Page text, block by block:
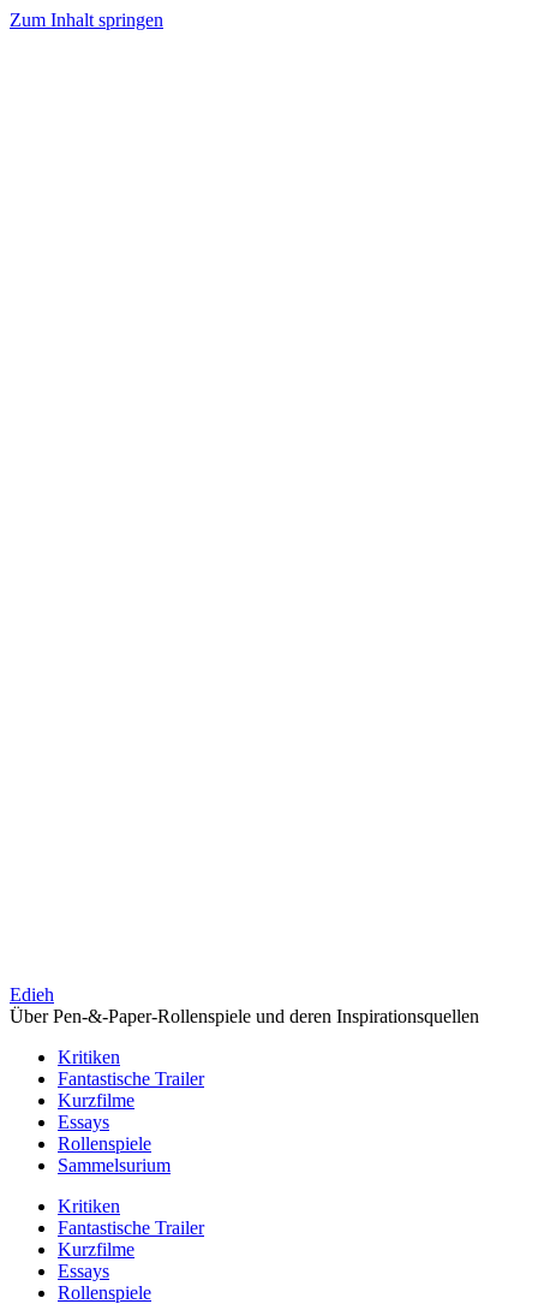
Zum Inhalt springen
Edieh
Über Pen-&-Paper-Rollenspiele und deren Inspirationsquellen
Kritiken
Fantastische Trailer
Kurzfilme
Essays
Rollenspiele
Sammelsurium
Kritiken
Fantastische Trailer
Kurzfilme
Essays
Rollenspiele